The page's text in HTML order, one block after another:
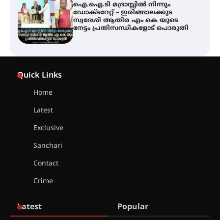
ഐ.ഐ.ടി മദ്രാസ്സിൽ നിന്നും
ഡോക്ടറേറ്റ് – ഇരിങ്ങാലക്കുട
സ്വദേശി ആതിര എം കെ യുടെ
നേട്ടം പ്രതിസന്ധികളോട് പൊരുതി
Quick Links
Home
Latest
Exclusive
Sanchari
Contact
Crime
Latest Popular